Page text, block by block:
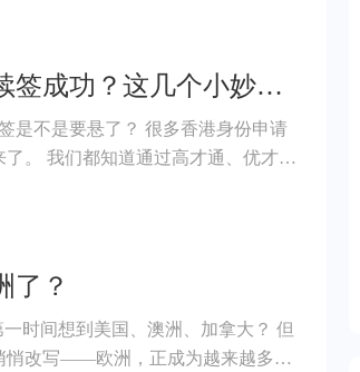
长期不在香港也能续签成功？这几个小妙招你一定要收藏！
了？ 很多香港身份申请
优才等
是你在港住了多少个夜晚，而是——
、持续、可被证明的联系。 如果
房安
等方式，建立你与香港之间的「强
了？
时间想到美国、澳洲、加拿大？ 但
悄改写——欧洲，正成为越来越多人